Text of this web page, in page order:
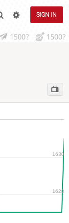
SIGN IN
1500? 1500?
1628
1630